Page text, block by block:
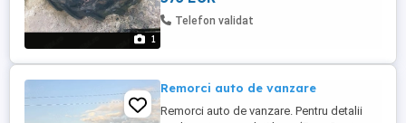
1
Telefon validat
Remorci auto de vanzare
Remorci auto de vanzare. Pentru detalii